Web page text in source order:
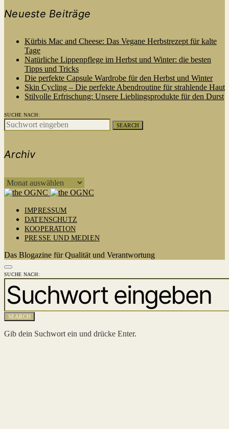
Neueste Beiträge
Kürbis Mac and Cheese: Das Vegane Herbstrezept für kalte
Tage
Natürliche Lippenpflege im Herbst und Winter: die besten
Tipps und Tricks
Die perfekte Capsule Wardrobe für den Herbst und Winter
Skin Cycling – Die perfekte Abendroutine für strahlende Haut
Stilvolle Erfrischung: Unsere Lieblingsprodukte für den Durst
SUCHE NACH:
SEARCH
Archiv
ARCHIV
IMPRESSUM
DATENSCHUTZ
KOOPERATION
PRESSE UND MEDIEN
Das Blogazine für Qualität und Verantwortung
SUCHE NACH:
SEARCH
Gib dein Suchwort ein und drücke Enter.